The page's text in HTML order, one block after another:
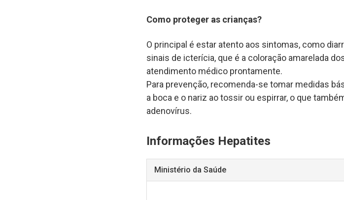
Como proteger as crianças?
O principal é estar atento aos sintomas, como
sinais de icterícia, que é a coloração amarelada
atendimento médico prontamente.
Para prevenção, recomenda-se tomar medidas
a boca e o nariz ao tossir ou espirrar, o que
adenovírus.
Informações Hepatites
Ministério da Saúde